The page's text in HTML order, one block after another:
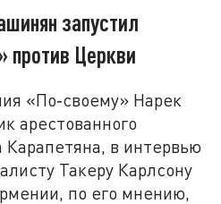
запустил
против Церкви
«По‑своему» Нарек
арестованного
в интервью
Такеру Карлсону
по его мнению,